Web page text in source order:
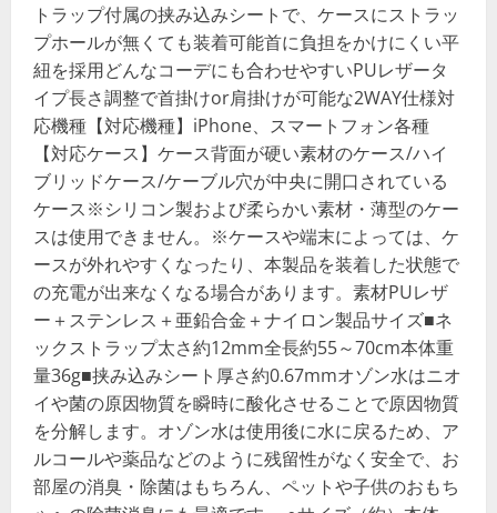
トラップ付属の挟み込みシートで、ケースにストラッ
プホールが無くても装着可能首に負担をかけにくい平
紐を採用どんなコーデにも合わせやすいPUレザータ
イプ長さ調整で首掛けor肩掛けが可能な2WAY仕様対
応機種【対応機種】iPhone、スマートフォン各種
【対応ケース】ケース背面が硬い素材のケース/ハイ
ブリッドケース/ケーブル穴が中央に開口されている
ケース※シリコン製および柔らかい素材・薄型のケー
スは使用できません。※ケースや端末によっては、ケ
ースが外れやすくなったり、本製品を装着した状態で
の充電が出来なくなる場合があります。素材PUレザ
ー＋ステンレス＋亜鉛合金＋ナイロン製品サイズ■ネ
ックストラップ太さ約12mm全長約55～70cm本体重
量36g■挟み込みシート厚さ約0.67mmオゾン水はニオ
イや菌の原因物質を瞬時に酸化させることで原因物質
を分解します。オゾン水は使用後に水に戻るため、ア
ルコールや薬品などのように残留性がなく安全で、お
部屋の消臭・除菌はもちろん、ペットや子供のおもち